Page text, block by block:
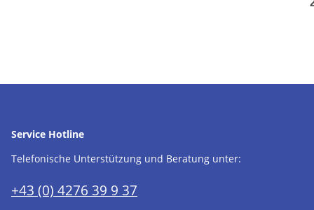
Service Hotline
Telefonische Unterstützung und Beratung unter:
+43 (0) 4276 39 9 37